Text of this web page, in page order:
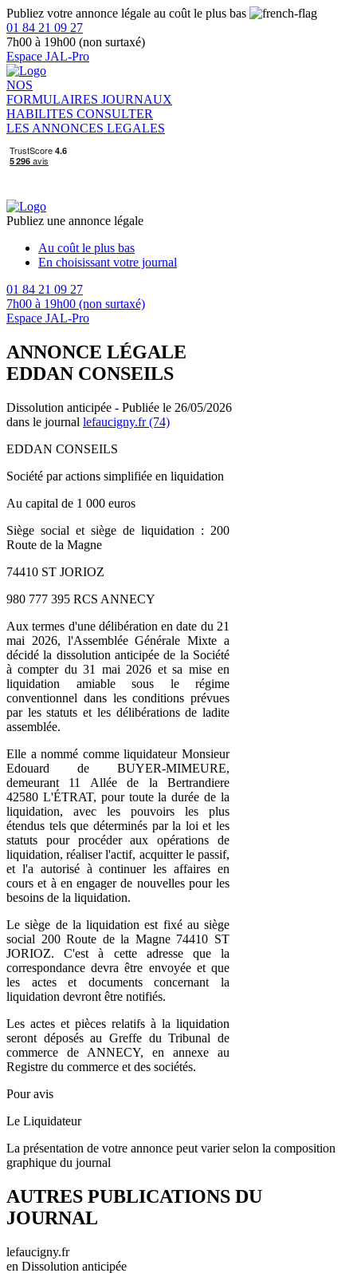
Publiez votre annonce légale au coût le plus bas
01 84 21 09 27
7h00 à 19h00 (non surtaxé)
Espace JAL-Pro
NOS
FORMULAIRES JOURNAUX
HABILITES CONSULTER
LES ANNONCES LEGALES
Publiez une annonce légale
Au coût le plus bas
En choisissant votre journal
01 84 21 09 27
7h00 à 19h00 (non surtaxé)
Espace JAL-Pro
ANNONCE LÉGALE
EDDAN CONSEILS
Dissolution anticipée - Publiée le 26/05/2026
dans le journal lefaucigny.fr (74)
EDDAN CONSEILS
Société par actions simplifiée en liquidation
Au capital de 1 000 euros
Siège social et siège de liquidation : 200
Route de la Magne
74410 ST JORIOZ
980 777 395 RCS ANNECY
Aux termes d'une délibération en date du 21
mai 2026, l'Assemblée Générale Mixte a
décidé la dissolution anticipée de la Société
à compter du 31 mai 2026 et sa mise en
liquidation amiable sous le régime
conventionnel dans les conditions prévues
par les statuts et les délibérations de ladite
assemblée.
Elle a nommé comme liquidateur Monsieur
Edouard de BUYER-MIMEURE,
demeurant 11 Allée de la Bertrandiere
42580 L'ÉTRAT, pour toute la durée de la
liquidation, avec les pouvoirs les plus
étendus tels que déterminés par la loi et les
statuts pour procéder aux opérations de
liquidation, réaliser l'actif, acquitter le passif,
et l'a autorisé à continuer les affaires en
cours et à en engager de nouvelles pour les
besoins de la liquidation.
Le siège de la liquidation est fixé au siège
social 200 Route de la Magne 74410 ST
JORIOZ. C'est à cette adresse que la
correspondance devra être envoyée et que
les actes et documents concernant la
liquidation devront être notifiés.
Les actes et pièces relatifs à la liquidation
seront déposés au Greffe du Tribunal de
commerce de ANNECY, en annexe au
Registre du commerce et des sociétés.
Pour avis
Le Liquidateur
La présentation de votre annonce peut varier selon la composition
graphique du journal
AUTRES PUBLICATIONS DU
JOURNAL
lefaucigny.fr
en Dissolution anticipée